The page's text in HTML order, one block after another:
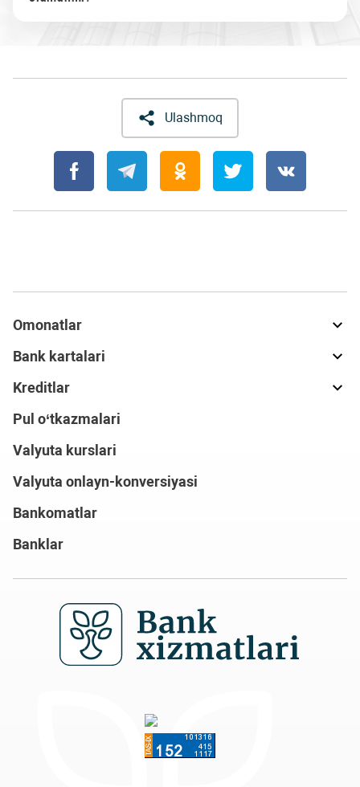
Ulashmoq
Omonatlar
Bank kartalari
Kreditlar
Pul o‘tkazmalari
Valyuta kurslari
Valyuta onlayn-konversiyasi
Bankomatlar
Banklar